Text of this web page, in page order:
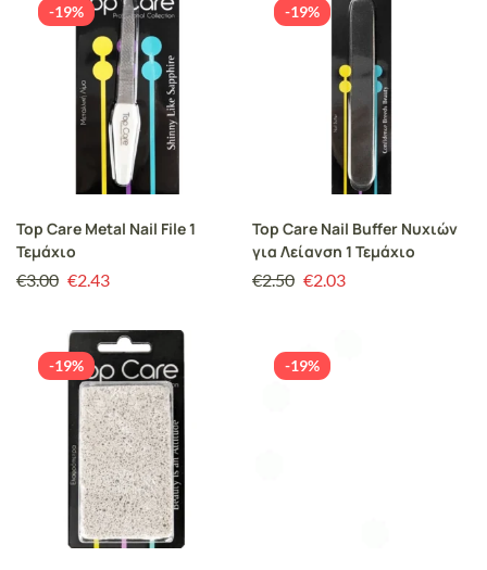
-19%
Top Care Metal Nail File 1
Τεμάχιο
€3.00 €2.43
-19%
Top Care Nail Buffer Νυχιών
για Λείανση 1 Τεμάχιο
€2.50 €2.03
-19% -19%